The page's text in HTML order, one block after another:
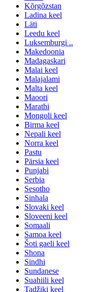
Kõrgõzstan
Ladina keel
Läti
Leedu keel
Luksemburgi ..
Makedoonia
Madagaskari
Malai keel
Malajalami
Malta keel
Maoori
Marathi
Mongoli keel
Birma keel
Nepali keel
Norra keel
Pastu
Pärsia keel
Punjabi
Serbia
Sesotho
Sinhala
Slovaki keel
Sloveeni keel
Somaali
Samoa keel
Šoti gaeli keel
Shona
Sindhi
Sundanese
Suahiili keel
Tadžiki keel